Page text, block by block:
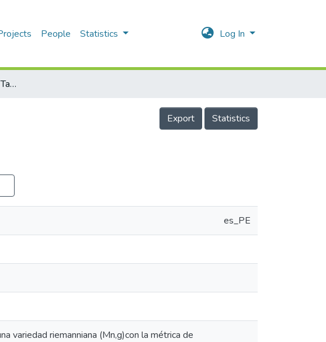
People Statistics Log In
Geodésicas del Fibrado Tangente
Export Statistics
es_PE
variedad riemanniana (Mn,g)con la métrica de